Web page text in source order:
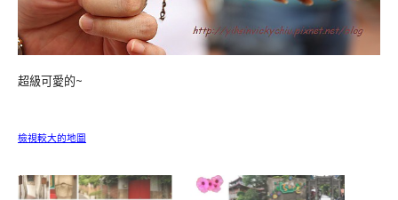
超級可愛的~
檢視較大的地圖